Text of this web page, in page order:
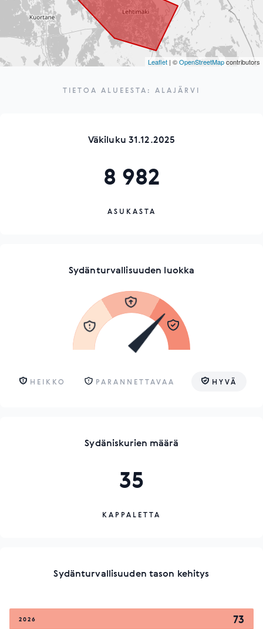
Leaflet | ©OpenStreetMapcontributors
TIETOA ALUEESTA: ALAJÄRVI
Väkiluku 31.12.2025
8 982
ASUKASTA
Sydänturvallisuuden luokka
HEIKKO PARANNETTAVAA HYVÄ
Sydäniskurien määrä
35
KAPPALETTA
Sydänturvallisuuden tason kehitys
2026 73